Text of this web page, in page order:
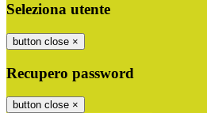
Seleziona utente
button close ×
Recupero password
button close ×